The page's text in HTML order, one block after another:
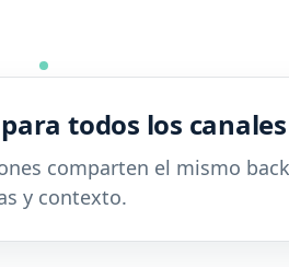
todos los canales
comparten el mismo
y contexto.